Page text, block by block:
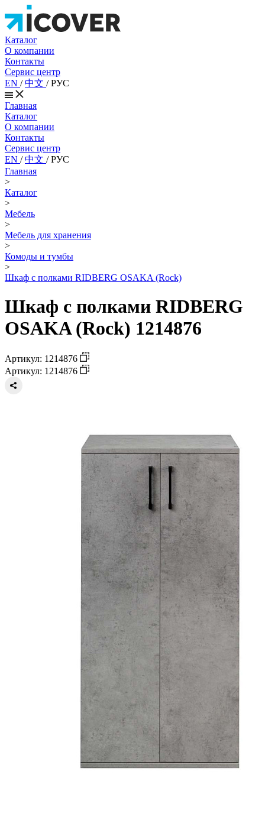
Каталог
О компании
Контакты
Сервис центр
EN /中文 /РУС
Главная
Каталог
О компании
Контакты
Сервис центр
EN /中文 /РУС
Главная
>
Каталог
>
Мебель
>
Мебель для хранения
>
Комоды и тумбы
>
Шкаф с полками RIDBERG OSAKA (Rock)
Шкаф с полками RIDBERG
OSAKA (Rock) 1214876
Артикул: 1214876
Артикул: 1214876